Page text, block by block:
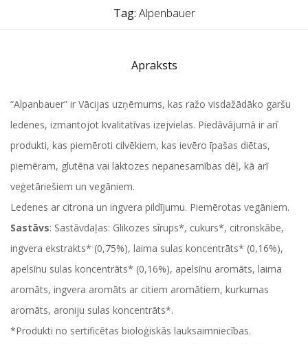
Tag: Alpenbauer
Apraksts
“Alpanbauer” ir Vācijas uzņēmums, kas ražo visdažādāko garšu
ledenes, izmantojot kvalitatīvas izejvielas. Piedāvājumā ir arī
produkti, kas piemēroti cilvēkiem, kas ievēro īpašas diētas,
piemēram, glutēna vai laktozes nepanesamības dēļ, kā arī
veģetāriešiem un vegāniem.
Ledenes ar citrona un ingvera pildījumu. Piemērotas vegāniem.
Sastāvs: Sastāvdaļas: Glikozes sīrups*, cukurs*, citronskābe,
ingvera ekstrakts* (0,75%), laima sulas koncentrāts* (0,16%),
apelsīnu sulas koncentrāts* (0,16%), apelsīnu aromāts, laima
aromāts, ingvera aromāts ar citiem aromātiem, kurkumas
aromāts, aroniju sulas koncentrāts*.
*Produkti no sertificētas bioloģiskās lauksaimniecības.